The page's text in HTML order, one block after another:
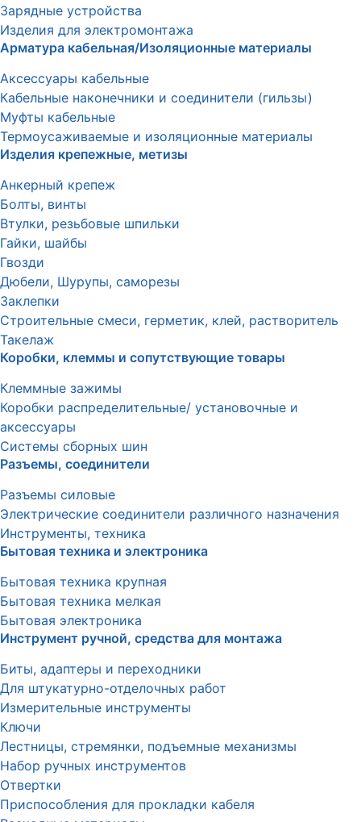
Зарядные устройства
Изделия для электромонтажа
Арматура кабельная/Изоляционные материалы
Аксессуары кабельные
Кабельные наконечники и соединители (гильзы)
Муфты кабельные
Термоусаживаемые и изоляционные материалы
Изделия крепежные, метизы
Анкерный крепеж
Болты, винты
Втулки, резьбовые шпильки
Гайки, шайбы
Гвозди
Дюбели, Шурупы, саморезы
Заклепки
Строительные смеси, герметик, клей, растворитель
Такелаж
Коробки, клеммы и сопутствующие товары
Клеммные зажимы
Коробки распределительные/ установочные и
аксессуары
Системы сборных шин
Разъемы, соединители
Разъемы силовые
Электрические соединители различного назначения
Инструменты, техника
Бытовая техника и электроника
Бытовая техника крупная
Бытовая техника мелкая
Бытовая электроника
Инструмент ручной, средства для монтажа
Биты, адаптеры и переходники
Для штукатурно-отделочных работ
Измерительные инструменты
Ключи
Лестницы, стремянки, подъемные механизмы
Набор ручных инструментов
Отвертки
Приспособления для прокладки кабеля